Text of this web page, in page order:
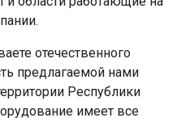
отечественного
предлагаемой нами
Республики
имеет все